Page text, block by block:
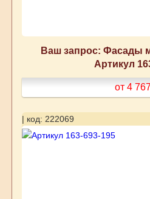
Ваш запрос: Фасады
Артикул
от 4 767
| код: 222069